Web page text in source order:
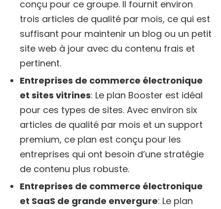
conçu pour ce groupe. Il fournit environ
trois articles de qualité par mois, ce qui est
suffisant pour maintenir un blog ou un petit
site web à jour avec du contenu frais et
pertinent.
Entreprises de commerce électronique
et sites vitrines: Le plan Booster est idéal
pour ces types de sites. Avec environ six
articles de qualité par mois et un support
premium, ce plan est conçu pour les
entreprises qui ont besoin d’une stratégie
de contenu plus robuste.
Entreprises de commerce électronique
et SaaS de grande envergure: Le plan